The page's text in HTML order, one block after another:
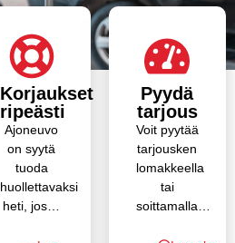
Korjaukset
ripeästi
Ajoneuvo
on syytä
tuoda
huollettavaksi
heti, jos…
Pyydä
tarjous
Voit pyytää
tarjousken
lomakkeella
tai
soittamalla…